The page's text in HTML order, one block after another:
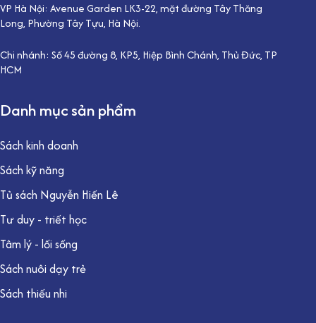
VP Hà Nội: Avenue Garden LK3-22, mặt đường Tây Thăng
Long, Phường Tây Tựu, Hà Nội.
Chi nhánh: Số 45 đường 8, KP5, Hiệp Bình Chánh, Thủ Đức, TP
HCM
Danh mục sản phẩm
Sách kinh doanh
Sách kỹ năng
Tủ sách Nguyễn Hiến Lê
Tư duy - triết học
Tâm lý - lối sống
Sách nuôi dạy trẻ
Sách thiếu nhi